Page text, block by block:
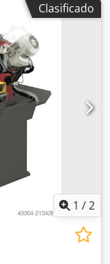
Clasificado
1 /2